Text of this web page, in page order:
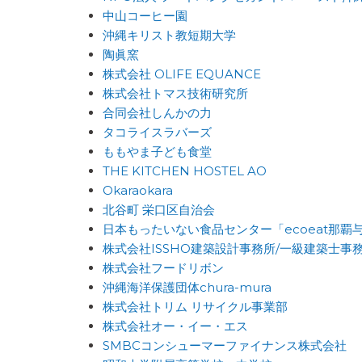
中山コーヒー園
沖縄キリスト教短期大学
陶眞窯
株式会社 OLIFE EQUANCE
株式会社トマス技術研究所
合同会社しんかの力
タコライスラバーズ
ももやま子ども食堂
THE KITCHEN HOSTEL AO
Okaraokara
北谷町 栄口区自治会
日本もったいない食品センター「ecoeat那覇与
株式会社ISSHO建築設計事務所/一級建築士事
株式会社フードリボン
沖縄海洋保護団体chura-mura
株式会社トリム リサイクル事業部
株式会社オー・イー・エス
SMBCコンシューマーファイナンス株式会社